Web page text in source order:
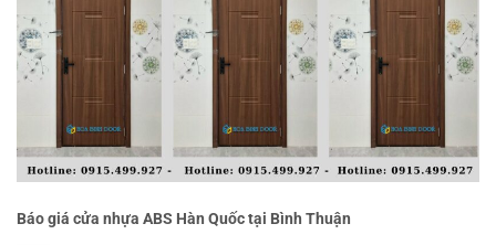
Báo giá cửa nhựa ABS Hàn Quốc tại Bình Thuận